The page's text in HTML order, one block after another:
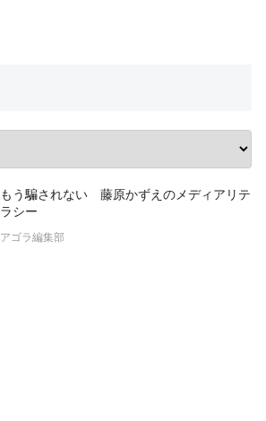
もう騙されない 藤原かずえのメディアリテ
ラシー
アゴラ編集部